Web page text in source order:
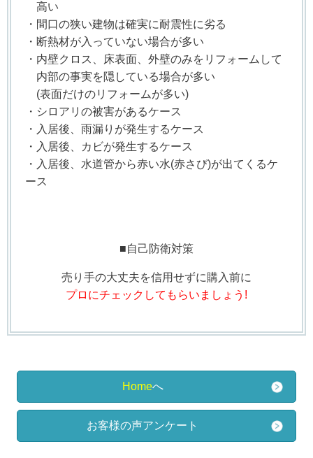
高い
・間口の狭い建物は確実に耐震性に劣る
・断熱材が入っていない場合が多い
・内壁クロス、床表面、外壁のみをリフォームして
内部の事実を隠している場合が多い
(表面だけのリフォームが多い)
・シロアリの被害があるケース
・入居後、雨漏りが発生するケース
・入居後、カビが発生するケース
・入居後、水道管から赤い水(赤さび)が出てくるケ
ース
■自己防衛対策
売り手の大丈夫を信用せずに購入前に
プロにチェックしてもらいましょう!
Homeへ
お客様の声アンケート